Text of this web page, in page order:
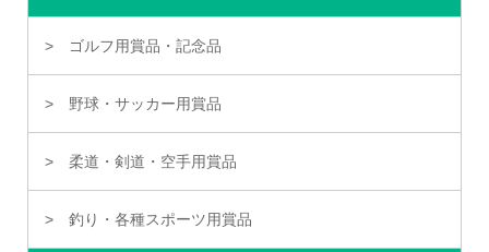
ゴルフ用賞品・記念品
野球・サッカー用賞品
柔道・剣道・空手用賞品
釣り・各種スポーツ用賞品